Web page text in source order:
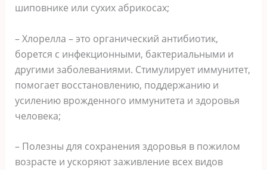
шиповнике или сухих абрикосах;
– Хлорелла – это органический антибиотик,
борется с инфекционными, бактериальными и
другими заболеваниями. Стимулирует иммунитет,
помогает восстановлению, поддержанию и
усилению врожденного иммунитета и здоровья
человека;
– Полезны для сохранения здоровья в пожилом
возрасте и ускоряют заживление всех видов